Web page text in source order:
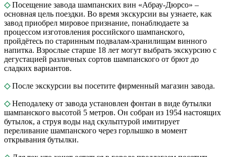
◇Посещение завода шампанских вин «Абрау-Дюрсо» ‒
основная цель поездки. Во время экскурсии вы узнаете, как
завод приобрел мировое признание, понаблюдаете за
процессом изготовления российского шампанского,
пройдётесь по старинным подвалам-хранилищам винного
напитка. Взрослые старше 18 лет могут выбрать экскурсию с
дегустацией различных сортов шампанского от брют до
сладких вариантов.
◇После экскурсии вы посетите фирменный магазин завода.
◇Неподалеку от завода установлен фонтан в виде бутылки
шампанского высотой 5 метров. Он собран из 1954 настоящих
бутылок, а струя воды над скульптурой имитирует
переливание шампанского через горлышко в момент
открывания бутылки.